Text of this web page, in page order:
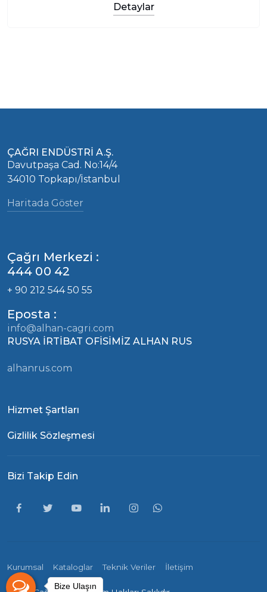
Detaylar
Bize Ulaşın
ÇAĞRI ENDÜSTRİ A.Ş.
Davutpaşa Cad. No:14/4
34010 Topkapı/İstanbul
Haritada Göster
Çağrı Merkezi :
444 00 42
+ 90 212 544 50 55
Eposta :
info@alhan-cagri.com
RUSYA İRTİBAT OFİSİMİZ ALHAN RUS
alhanrus.com
Hizmet Şartları
Gizlilik Sözleşmesi
Bizi Takip Edin
Kurumsal Kataloglar Teknik Veriler İletişim